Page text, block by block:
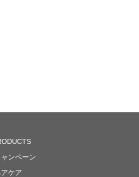
ャンペーン
ケア